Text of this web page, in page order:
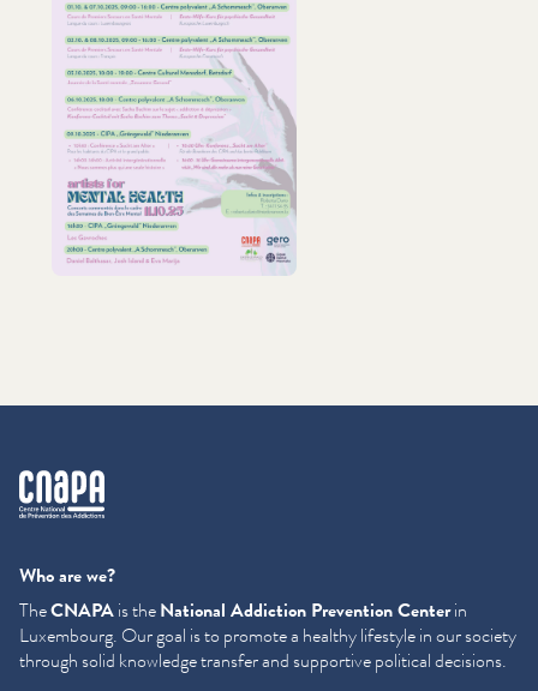
cnapa
Who are we?
TheCNAPAis theNational Addiction Prevention Centerin
Luxembourg. Our goal is to promote a healthy lifestyle in our society
through solid knowledge transfer and supportive political decisions.